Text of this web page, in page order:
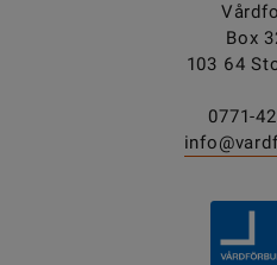
Box
103 64
0771-